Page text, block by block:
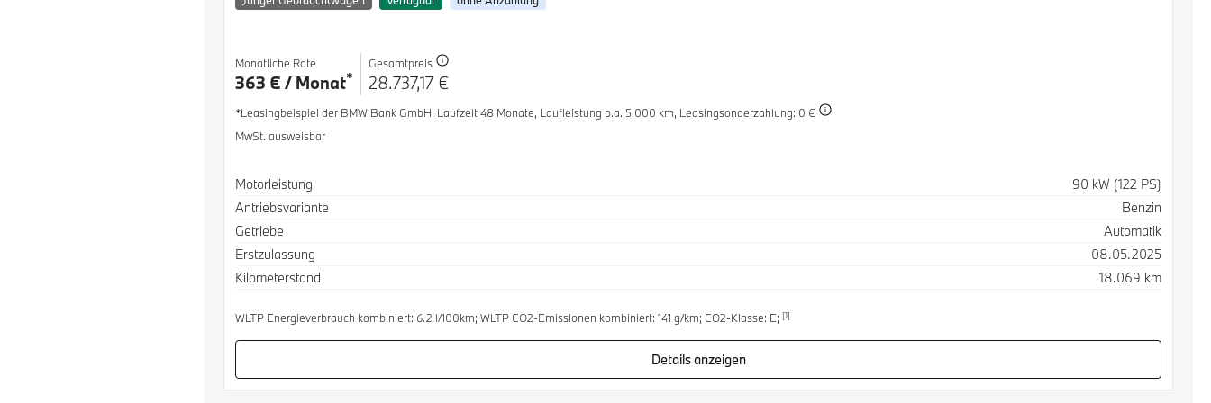
Monatliche Rate
363 € / Monat*
Gesamtpreis
28.737,17 €
*Leasingbeispiel der BMW Bank GmbH: Laufzeit 48 Monate, Laufleistung p.a. 5.000 km, Leasingsonderzahlung: 0 €
MwSt. ausweisbar
Spezifikation
Motorleistung
90 kW (122 PS)
Antriebsvariante
Benzin
Getriebe
Automatik
Erstzulassung
08.05.2025
Kilometerstand
18.069 km
WLTP Energieverbrauch kombiniert: 6.2 l/100km; WLTP CO2-Emissionen kombiniert: 141 g/km; CO2-Klasse: E; [1]
Details anzeigen